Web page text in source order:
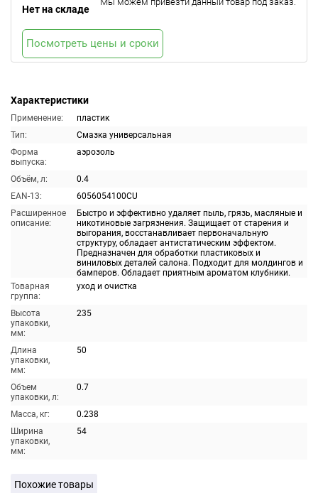
Характеристики
Применение:
пластик
Тип:
Смазка универсальная
Форма
выпуска:
аэрозоль
Объём, л:
0.4
EAN-13:
6056054100CU
Расширенное
описание:
Быстро и эффективно удаляет пыль, грязь, масляные и
никотиновые загрязнения. Защищает от старения и
выгорания, восстанавливает первоначальную
структуру, обладает антистатическим эффектом.
Предназначен для обработки пластиковых и
виниловых деталей салона. Подходит для молдингов и
бамперов. Обладает приятным ароматом клубники.
Товарная
группа:
уход и очистка
Высота
упаковки,
мм:
235
Длина
упаковки,
мм:
50
Объем
упаковки, л:
0.7
Масса, кг:
0.238
Ширина
упаковки,
мм:
54
Нет на складе
Посмотреть цены и сроки
Похожие товары